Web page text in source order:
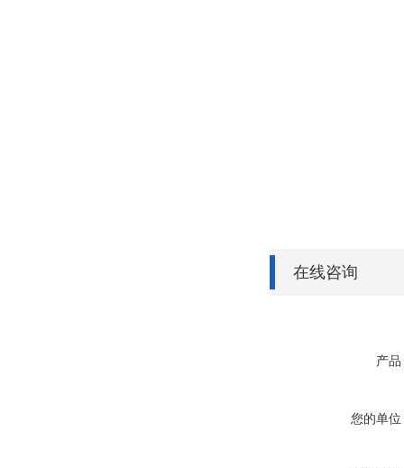
在线咨询
产品
您的单位